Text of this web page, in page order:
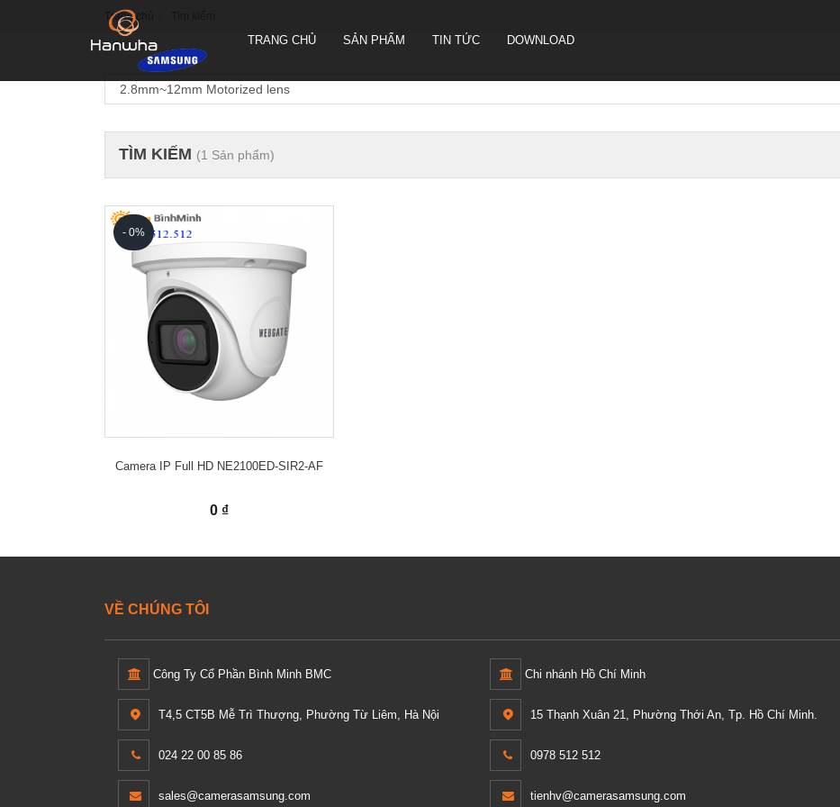
TRANG CHỦ SẢN PHẨM
CAMERA QUAY QUYÉT PTZ
TRUEN HÀN QUỐC
CAMERA THÂN TRUEN HÀN
CAMERA ỐP TRẦN TRUEN
HÀN QUỐC
HÌNH SONBS
TIN TỨC DOWNLOAD
Trang chủ
TÌM KIẾM (1 Sản phẩm)
- 0%
Camera IP Full HD NE2100ED-SIR2-AF
0 ₫
VỀ CHÚNG TÔI
Công Ty Cổ Phần Bình Minh BMC
T4,5 CT5B Mễ Trì Thượng, Phường Từ Liêm, Hà Nội
024 22 00 85 86
sales@camerasamsung.com
Chi nhánh Hồ Chí Minh
15 Thạnh Xuân 21, Phường Thới An, Tp. Hồ Chí Minh.
0978 512 512
tienhv@camerasamsung.com